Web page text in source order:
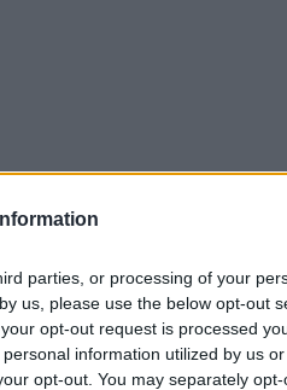
parties, or processing of your
us, please use the below opt-out
opt-out request is processed
information utilized by us
opt-out. You may separately
und der „Time“,
Am 13. Januar
gezogenen Makellos-
ein scheues Reh